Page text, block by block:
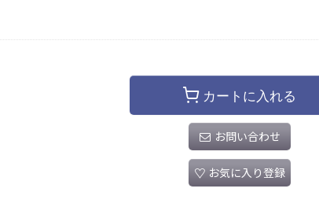
カートに入れる
お問い合わせ
お気に入り登録